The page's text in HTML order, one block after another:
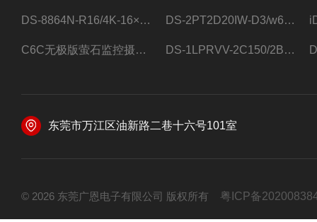
DS-8864N-R16/4K-16×4T/希捷16盘位录像机 DS-2PT2D20IW-D3/w64路高清硬盘录像机
C6C无极版萤石监控摄像头 DS-1LPRVV-2C150/2B监控室外夜视高清电源线护套线200米/卷
东莞市万江区油新路二巷十六号101室
© 2026 东莞广恩电子有限公司 版权所有 粤ICP备